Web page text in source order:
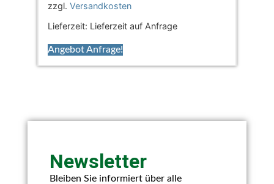
zzgl. Versandkosten
Lieferzeit: Lieferzeit auf Anfrage
Angebot Anfrage!
Newsletter
Bleiben Sie informiert über alle